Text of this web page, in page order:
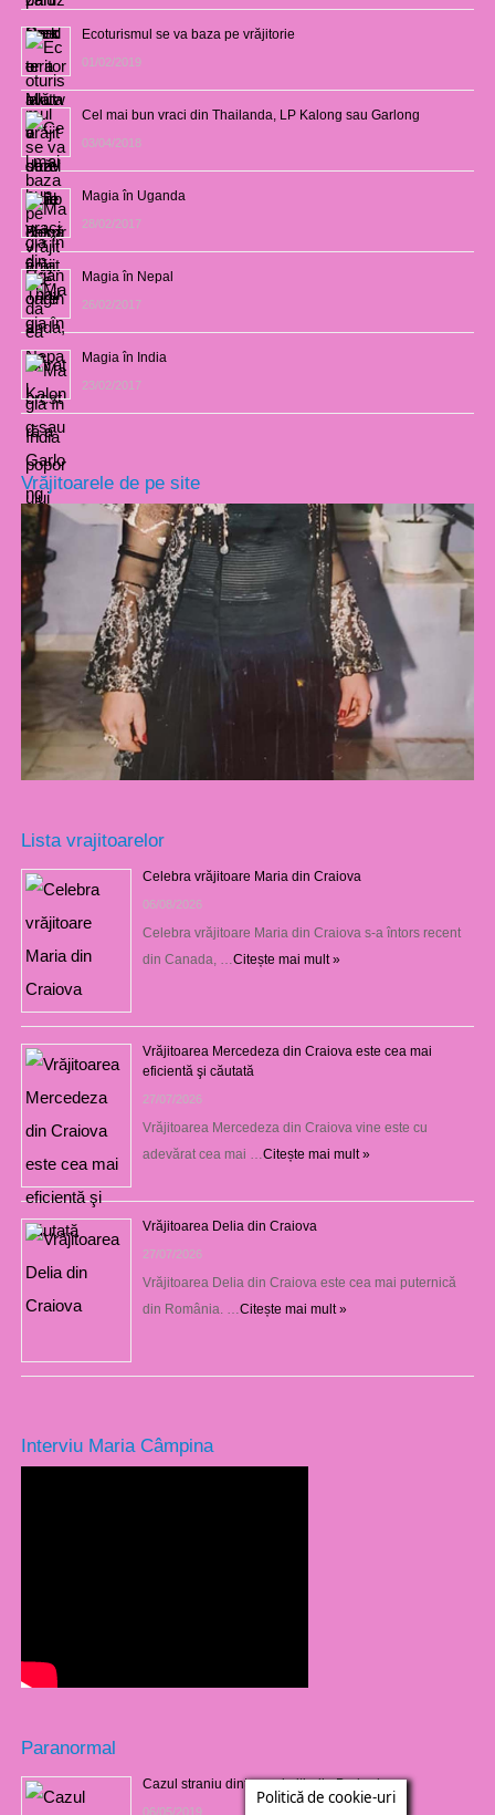
Ecoturismul se va baza pe vrăjitorie
01/02/2019
Cel mai bun vraci din Thailanda, LP Kalong sau Garlong
03/04/2018
Magia în Uganda
28/02/2017
Magia în Nepal
26/02/2017
Magia în India
23/02/2017
Vrăjitoarele de pe site
Lista vrajitoarelor
Celebra vrăjitoare Maria din Craiova
06/08/2026
Celebra vrăjitoare Maria din Craiova s-a întors recent
din Canada, … Citește mai mult »
Vrăjitoarea Mercedeza din Craiova este cea mai
eficientă şi căutată
27/07/2026
Vrăjitoarea Mercedeza din Craiova vine este cu
adevărat cea mai … Citește mai mult »
Vrăjitoarea Delia din Craiova
27/07/2026
Vrăjitoarea Delia din Craiova este cea mai puternică
din România. … Citește mai mult »
Interviu Maria Câmpina
Paranormal
Cazul straniu dintr-un cimitir din Barbados
06/05/2019
Politică de cookie-uri